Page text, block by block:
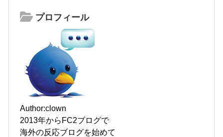
プロフィール
Author:clown
2013年からFC2ブログで
海外の反応ブログを始めて